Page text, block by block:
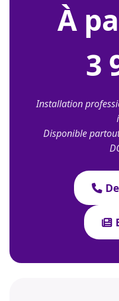
À
3
Installation
Disponible